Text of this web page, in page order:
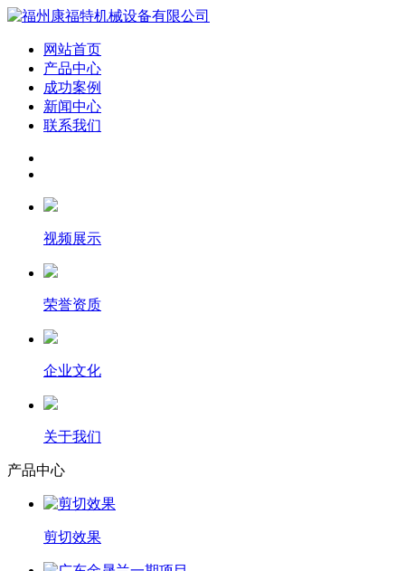
网站首页
产品中心
成功案例
新闻中心
联系我们
视频展示
荣誉资质
企业文化
关于我们
产品中心
剪切效果